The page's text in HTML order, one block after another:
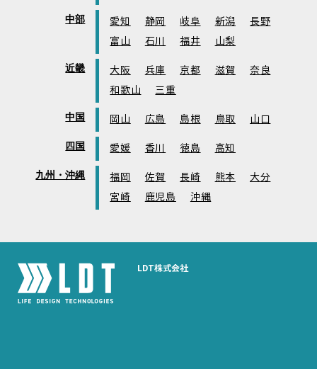
中部 愛知 静岡 岐阜 新潟
長野
富山
石川 福井 山梨
近畿 大阪 兵庫 京都 滋賀
奈良
和歌山
三重
中国 岡山 広島 島根 鳥取 山口
四国 愛媛 香川 徳島 高知
九州・沖縄 福岡 佐賀 長崎 熊本
大分
宮崎
鹿児島 沖縄
LDT株式会社